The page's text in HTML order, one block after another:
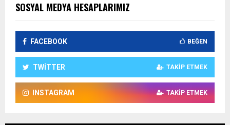
SOSYAL MEDYA HESAPLARIMIZ
FACEBOOK BEĞEN
TWITTER TAKIP ETMEK
INSTAGRAM TAKIP ETMEK